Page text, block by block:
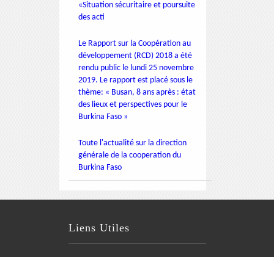
«Situation sécuritaire et poursuite
des acti
Le Rapport sur la Coopération au
développement (RCD) 2018 a été
rendu public le lundi 25 novembre
2019. Le rapport est placé sous le
thème: « Busan, 8 ans après : état
des lieux et perspectives pour le
Burkina Faso »
Toute l'actualité sur la direction
générale de la cooperation du
Burkina Faso
Liens Utiles